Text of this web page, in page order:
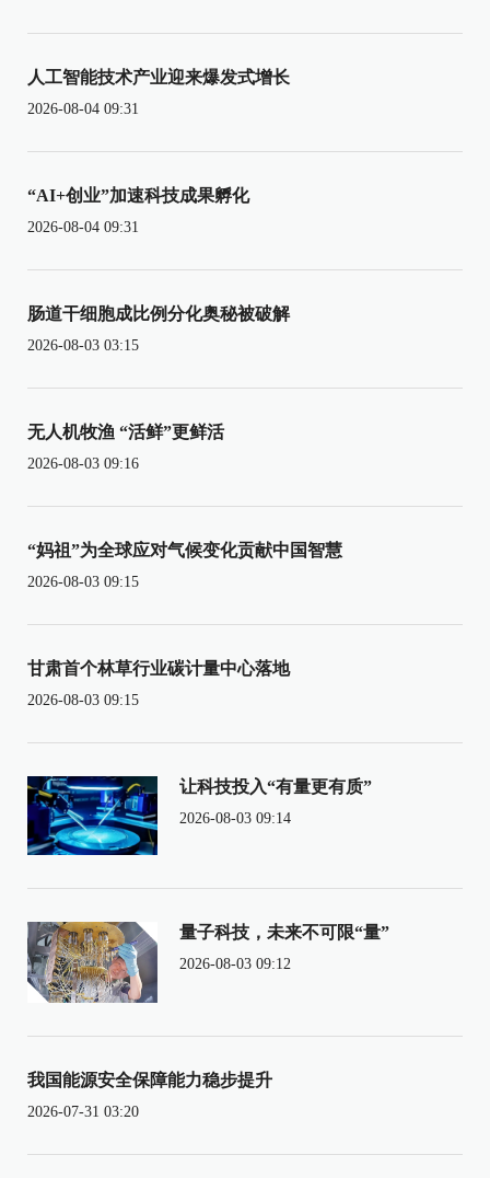
人工智能技术产业迎来爆发式增长
2026-08-04 09:31
“AI+创业”加速科技成果孵化
2026-08-04 09:31
肠道干细胞成比例分化奥秘被破解
2026-08-03 03:15
无人机牧渔 “活鲜”更鲜活
2026-08-03 09:16
“妈祖”为全球应对气候变化贡献中国智慧
2026-08-03 09:15
甘肃首个林草行业碳计量中心落地
2026-08-03 09:15
让科技投入“有量更有质”
2026-08-03 09:14
量子科技，未来不可限“量”
2026-08-03 09:12
我国能源安全保障能力稳步提升
2026-07-31 03:20